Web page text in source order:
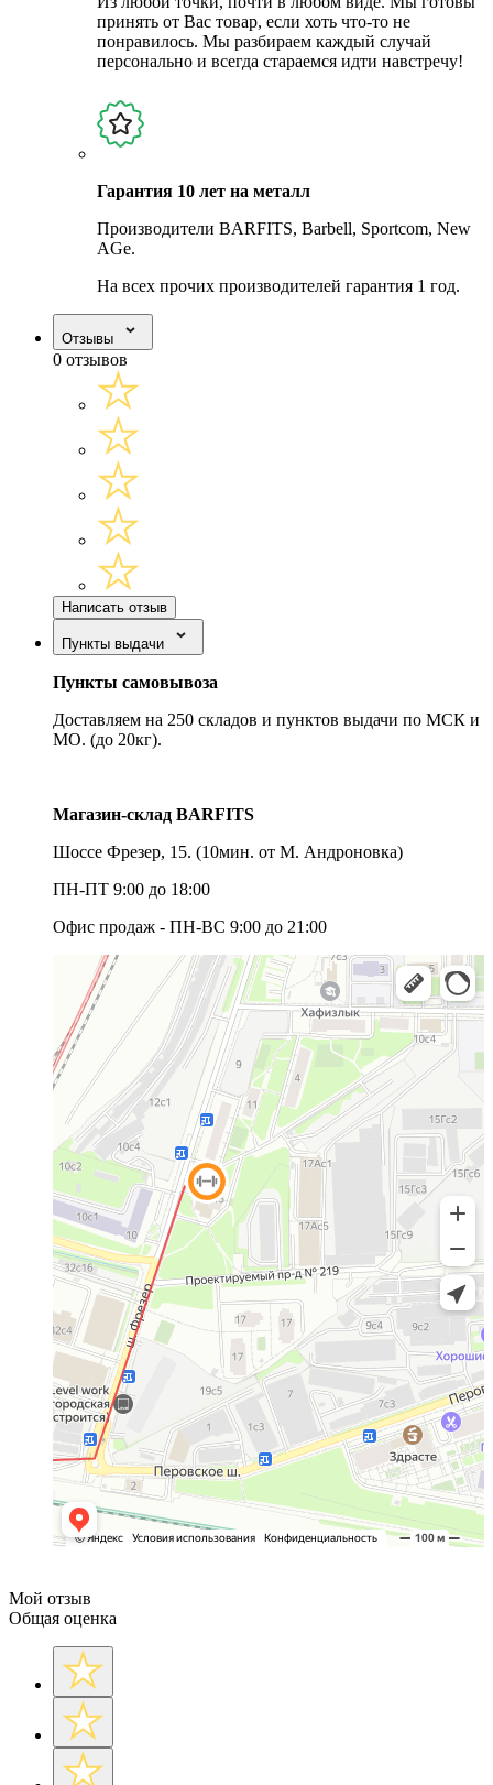
принять от Вас товар, если хоть что-то не
понравилось. Мы разбираем каждый случай
персонально и всегда стараемся идти навстречу!
Гарантия 10 лет на металл
Производители BARFITS, Barbell, Sportcom, New
AGe.
На всех прочих производителей гарантия 1 год.
Отзывы
0 отзывов
Написать отзыв
Пункты выдачи
Пункты самовывоза
Доставляем на 250 складов и пунктов выдачи по МСК и
МО. (до 20кг).
Магазин-склад BARFITS
Шоссе Фрезер, 15. (10мин. от М. Андроновка)
ПН-ПТ 9:00 до 18:00
Офис продаж - ПН-ВС 9:00 до 21:00
Мой отзыв
Общая оценка